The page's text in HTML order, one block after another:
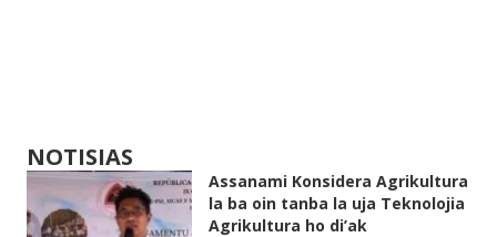
NOTISIAS
Assanami Konsidera Agrikultura
la ba oin tanba la uja Teknolojia
Agrikultura ho di’ak